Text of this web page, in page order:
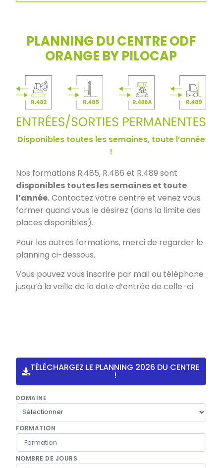
PLANNING DU CENTRE ODF
ORANGE BY PILOCAP
Disponibles toutes les semaines, toute l’année
!
Nos formations R.485, R.486 et R.489 sont
disponibles toutes les semaines et toute
l’année.Contactez votre centre et venez vous
former quand vous le désirez (dans la limite des
places disponibles).
Pour les autres formations, merci de regarder le
planning ci-dessous.
Vous pouvez vous inscrire par mail ou téléphone
jusqu’à la veille de la date d’entrée de celle-ci.
TÉLÉCHARGEZ LE PLANNING 2026 DU CENTRE
!
DOMAINE
FORMATION
NOMBRE DE JOURS